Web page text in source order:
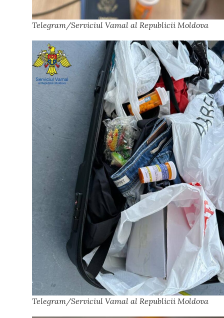
Telegram/Serviciul Vamal al Republicii Moldova
Telegram/Serviciul Vamal al Republicii Moldova